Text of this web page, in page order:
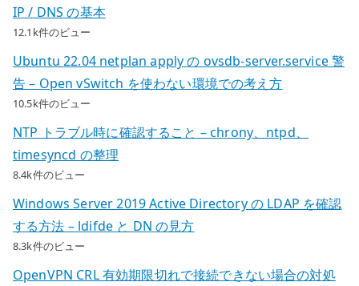
IP / DNS の基本
12.1k件のビュー
Ubuntu 22.04 netplan apply の ovsdb-server.service 警
告 – Open vSwitch を使わない環境での考え方
10.5k件のビュー
NTP トラブル時に確認すること – chrony、ntpd、
timesyncd の整理
8.4k件のビュー
Windows Server 2019 Active Directory の LDAP を確認
する方法 – ldifde と DN の見方
8.3k件のビュー
OpenVPN CRL 有効期限切れで接続できない場合の対処